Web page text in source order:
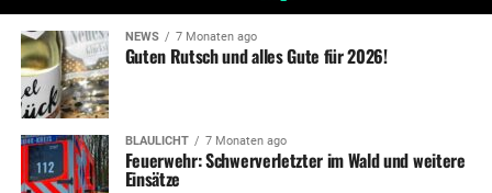
NEWS 7 Monaten ago
Guten Rutsch und alles Gute für 2026!
BLAULICHT 7 Monaten ago
Feuerwehr: Schwerverletzter im Wald und weitere
Einsätze